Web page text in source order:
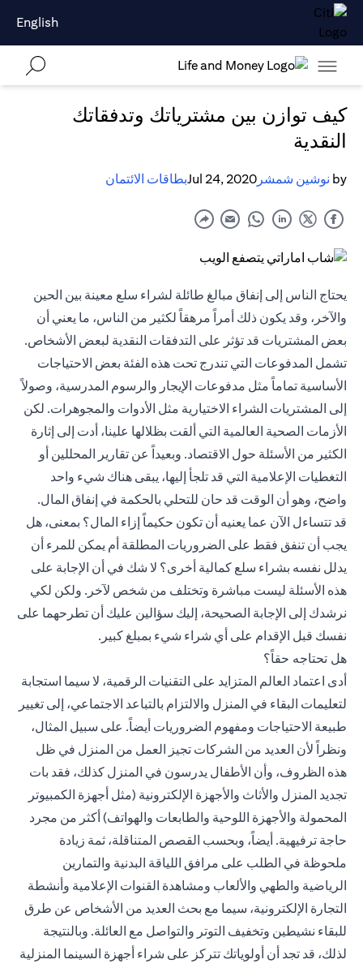
English
كيف توازن بين مشترياتك وتدفقاتك
النقدية
by نوشين شمشر Jul 24, 2020بطاقات الائتمان
يحتاج الناس إلى إنفاق مبالغ طائلة لشراء سلع معينة بين الحين
والآخر، وقد يكون ذلك أمراً مرهقاً لكثير من الناس، ما يعني أن
بعض المشتريات قد تؤثر على التدفقات النقدية لبعض الأشخاص.
تشمل المدفوعات التي تندرج تحت هذه الفئة بعض الاحتياجات
الأساسية تماماً مثل مدفوعات الإيجار والرسوم المدرسية، وصولاً
إلى المشتريات الشراء الاختيارية مثل الأدوات والمجوهرات. لكن
الأزمات الصحية العالمية التي ألقت بظلالها علينا، أدت إلى إثارة
الكثير من الأسئلة حول الاقتصاد. وبعيداً عن تقارير المحللين أو
التغطيات الإعلامية التي قد تلجأ إليها، يبقى هناك شيء واحد
واضح، وهو أن الوقت قد حان للتحلي بالحكمة في إنفاق المال.
قد تتساءل الآن عما يعنيه أن تكون حكيماً إزاء المال؟ بمعنى، هل
يجب أن تنفق فقط على الضروريات المطلقة أم يمكن للمرء أن
يدلل نفسه بشراء سلع كمالية أخرى؟ لا شك في أن الإجابة على
هذه الأسئلة ليست مباشرة وتختلف من شخص لآخر. ولكن لكي
نرشدك إلى الإجابة الصحيحة، إليك سؤالين عليك أن تطرحهما على
نفسك قبل الإقدام على أي شراء شيء بمبلغ كبير.
هل تحتاجه حقاً؟
أدى اعتماد العالم المتزايد على التقنيات الرقمية، لا سيما استجابة
لتعليمات البقاء في المنزل والالتزام بالتباعد الاجتماعي، إلى تغيير
طبيعة الاحتياجات ومفهوم الضروريات أيضاً. على سبيل المثال،
ونظراً لأن العديد من الشركات تجيز العمل من المنزل في ظل
هذه الظروف، وأن الأطفال يدرسون في المنزل كذلك، فقد بات
تجديد المنزل والأثاث والأجهزة الإلكترونية (مثل أجهزة الكمبيوتر
المحمولة والأجهزة اللوحية والطابعات والهواتف) أكثر من مجرد
حاجة ترفيهية. أيضاً، وبحسب القصص المتناقلة، ثمة زيادة
ملحوظة في الطلب على مرافق اللياقة البدنية والتمارين
الرياضية والطهي والألعاب ومشاهدة القنوات الإعلامية وأنشطة
التجارة الإلكترونية، سيما مع بحث العديد من الأشخاص عن طرق
للبقاء نشيطين وتخفيف التوتر والتواصل مع العائلة. وبالنتيجة
لذلك، قد تجد أن أولوياتك تتركز على شراء أجهزة السينما المنزلية